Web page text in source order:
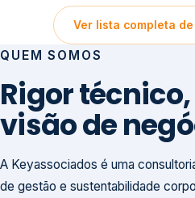
Ver lista completa de
QUEM SOMOS
Rigor técnico,
visão de
A Keyassociados é uma
de gestão e sustentabilidade